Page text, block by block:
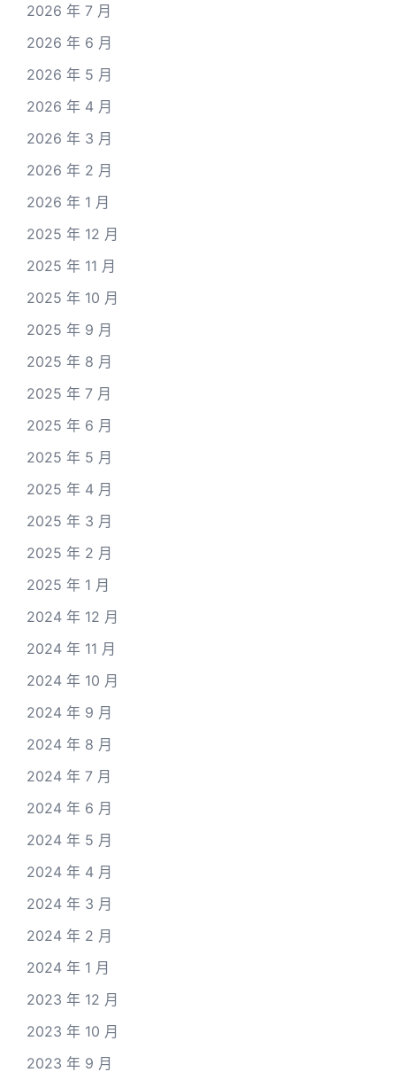
2026 年 7 月
2026 年 6 月
2026 年 5 月
2026 年 4 月
2026 年 3 月
2026 年 2 月
2026 年 1 月
2025 年 12 月
2025 年 11 月
2025 年 10 月
2025 年 9 月
2025 年 8 月
2025 年 7 月
2025 年 6 月
2025 年 5 月
2025 年 4 月
2025 年 3 月
2025 年 2 月
2025 年 1 月
2024 年 12 月
2024 年 11 月
2024 年 10 月
2024 年 9 月
2024 年 8 月
2024 年 7 月
2024 年 6 月
2024 年 5 月
2024 年 4 月
2024 年 3 月
2024 年 2 月
2024 年 1 月
2023 年 12 月
2023 年 10 月
2023 年 9 月